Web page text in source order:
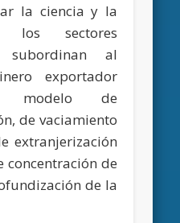
la ciencia y la
los sectores
subordinan al
exportador
de
de vaciamiento
extranjerización
concentración de
de la